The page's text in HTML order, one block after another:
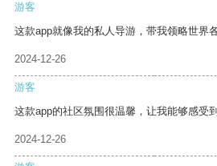
游客
这款app就像我的私人导游，带我领略世界
2024-12-26
游客
这款app的社区氛围很温馨，让我能够感受
2024-12-26